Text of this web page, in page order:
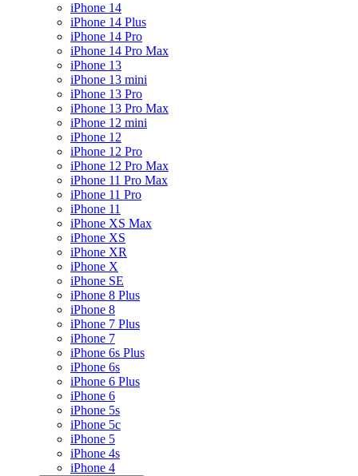
iPhone 14
iPhone 14 Plus
iPhone 14 Pro
iPhone 14 Pro Max
iPhone 13
iPhone 13 mini
iPhone 13 Pro
iPhone 13 Pro Max
iPhone 12 mini
iPhone 12
iPhone 12 Pro
iPhone 12 Pro Max
iPhone 11 Pro Max
iPhone 11 Pro
iPhone 11
iPhone XS Max
iPhone XS
iPhone XR
iPhone X
iPhone SE
iPhone 8 Plus
iPhone 8
iPhone 7 Plus
iPhone 7
iPhone 6s Plus
iPhone 6s
iPhone 6 Plus
iPhone 6
iPhone 5s
iPhone 5c
iPhone 5
iPhone 4s
iPhone 4